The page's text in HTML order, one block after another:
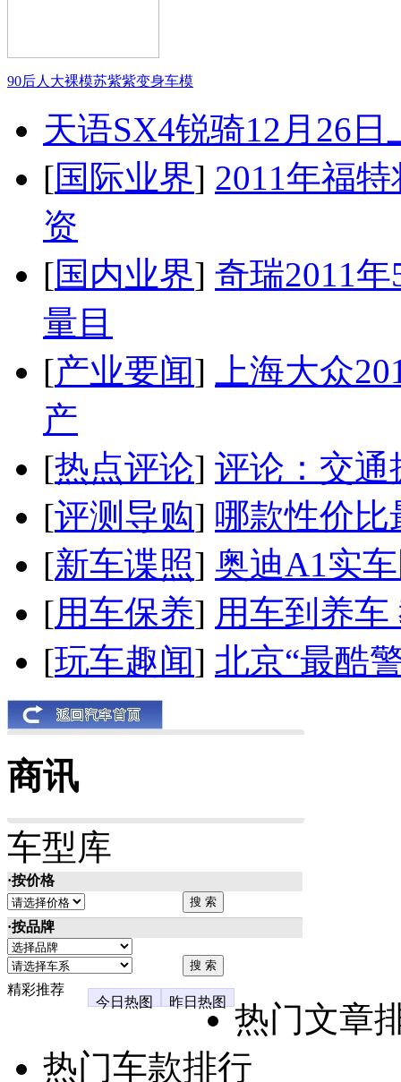
90后人大裸模苏紫紫变身车模
天语SX4锐骑12月26
[国际业界] 2011年福
资
[国内业界] 奇瑞2011
量目
[产业要闻]
上海大众
产
[热点评论] 评论：交通
[评测导购] 哪款性价比
[新车谍照] 奥迪A1实
[用车保养] 用车到养
[玩车趣闻] 北京“最酷
商讯
车型库
·按价格
·按品牌
精彩推荐
今日热图
昨日热图
热门文章
热门车款排行